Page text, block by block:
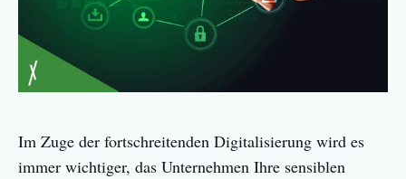
Im Zuge der fortschreitenden Digitalisierung wird es
immer wichtiger, das Unternehmen Ihre sensiblen